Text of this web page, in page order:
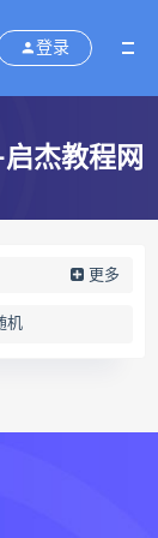
登录
杰教程网
更多
机